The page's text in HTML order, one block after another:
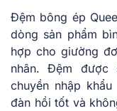
Đệm bông ép
dòng sản phẩm
hợp cho giường
nhân. Đệm
chuyền nhập
đàn hồi tốt và